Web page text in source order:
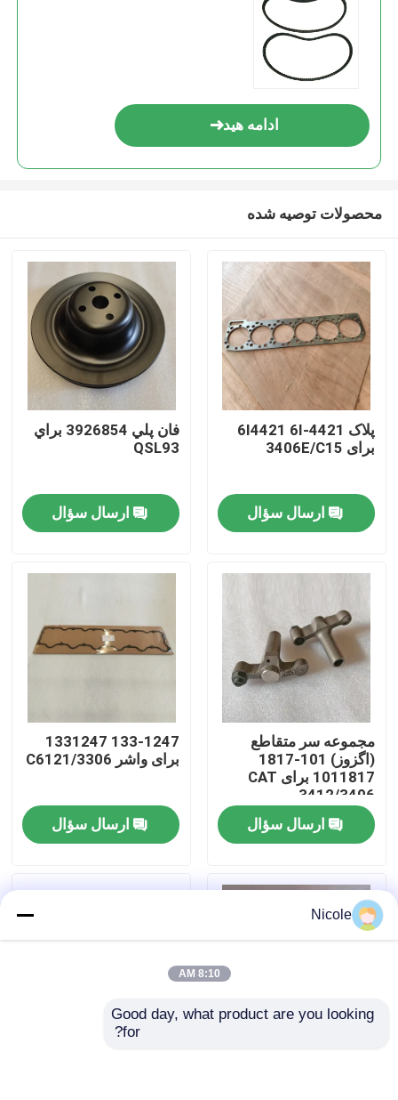
محصولات
ویدیو
درباره ما
بازدید از کارخانه
تماس با ما
ادامه هید
محصولات توصیه شده
پلاک 6I4421 6I-4421
برای 3406E/C15
ارسال سؤال
فان پلي 3926854 براي
QSL93
ارسال سؤال
مجموعه سر متقاطع
(اگزوز) 101-1817
1011817 برای CAT
3412/3406
ارسال سؤال
133-1247 1331247
برای واشر 3306/C6121
ارسال سؤال
Nicole
8:10 AM
Good day, what product are you looking
for?